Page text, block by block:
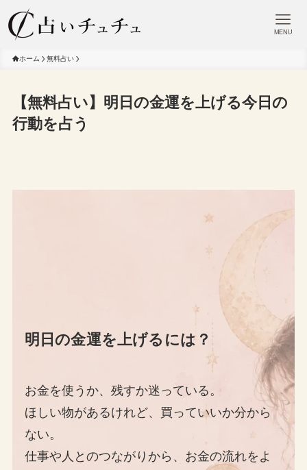
MENU
ホーム 無料占い
【無料占い】明日の金運を上げる今日の
行動を占う
明日の金運を上げるには？
お金を使うか、残すか迷っている。
ほしい物があるけれど、買っていいか分から
ない。
仕事や人とのつながりから、お金の流れをよ